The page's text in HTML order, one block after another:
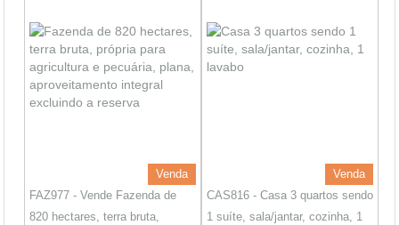
Venda
FAZ977 - Vende Fazenda de
820 hectares, terra bruta,
Venda
CAS816 - Casa 3 quartos sendo
1 suíte, sala/jantar, cozinha, 1